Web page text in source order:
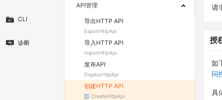
CLI
诊断
API管理
导出HTTP API
ExportHttpApi
导入HTTP API
ImportHttpApi
发布API
DeployHttpApi
创建HTTP API
CreateHttpApi
请
授
如
问
具